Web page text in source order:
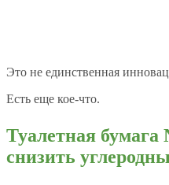
Это не единственная
Есть еще кое-что.
Туалетная бумага
снизить